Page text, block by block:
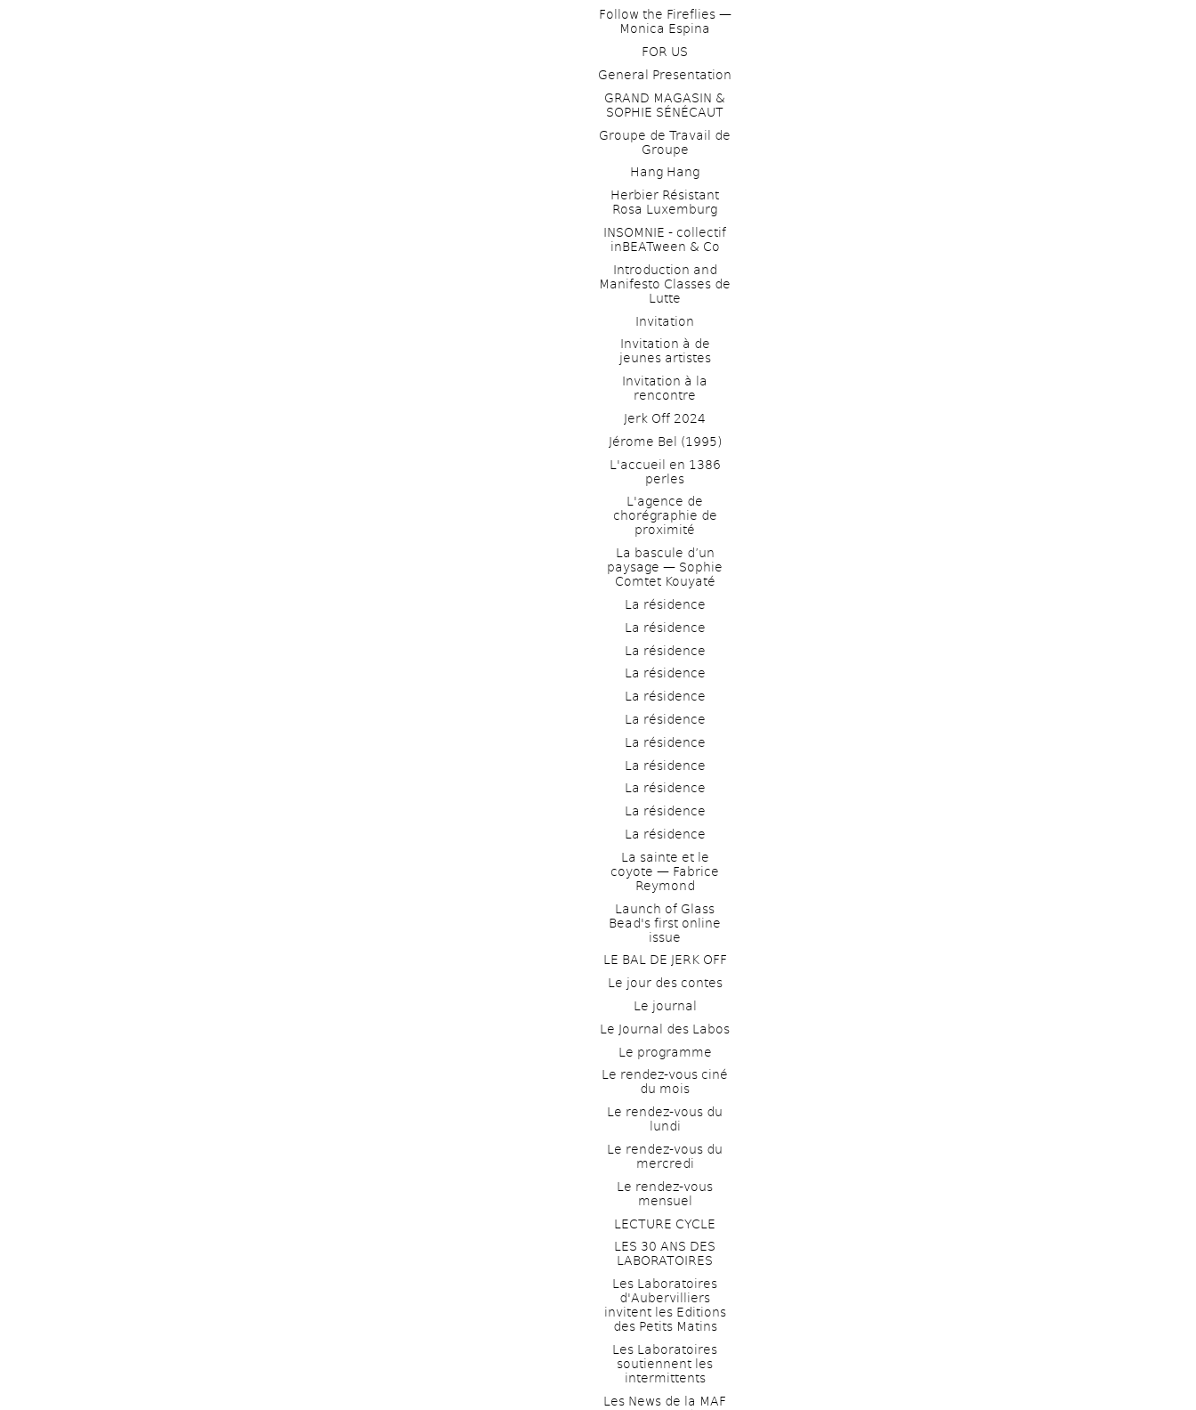
Follow the Fireflies —
Monica Espina
FOR US
General Presentation
GRAND MAGASIN &
SOPHIE SÉNÉCAUT
Groupe de Travail de
Groupe
Hang Hang
Herbier Résistant
Rosa Luxemburg
INSOMNIE - collectif
inBEATween & Co
Introduction and
Manifesto Classes de
Lutte
Invitation
Invitation à de
jeunes artistes
Invitation à la
rencontre
Jerk Off 2024
Jérome Bel (1995)
L'accueil en 1386
perles
L'agence de
chorégraphie de
proximité
La bascule d’un
paysage — Sophie
Comtet Kouyaté
La résidence
La résidence
La résidence
La résidence
La résidence
La résidence
La résidence
La résidence
La résidence
La résidence
La résidence
La sainte et le
coyote — Fabrice
Reymond
Launch of Glass
Bead's first online
issue
LE BAL DE JERK OFF
Le jour des contes
Le journal
Le Journal des Labos
Le programme
Le rendez-vous ciné
du mois
Le rendez-vous du
lundi
Le rendez-vous du
mercredi
Le rendez-vous
mensuel
LECTURE CYCLE
LES 30 ANS DES
LABORATOIRES
Les Laboratoires
d'Aubervilliers
invitent les Editions
des Petits Matins
Les Laboratoires
soutiennent les
intermittents
Les News de la MAF